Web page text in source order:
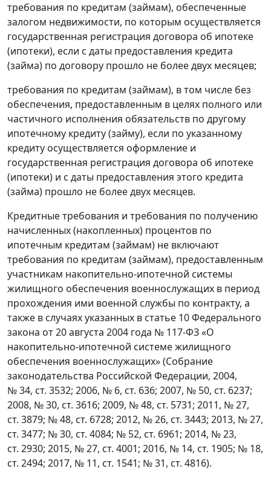
требования по кредитам (займам), обеспеченные
залогом недвижимости, по которым осуществляется
государственная регистрация договора об ипотеке
(ипотеки), если с даты предоставления кредита
(займа) по договору прошло не более двух месяцев;
требования по кредитам (займам), в том числе без
обеспечения, предоставленным в целях полного или
частичного исполнения обязательств по другому
ипотечному кредиту (займу), если по указанному
кредиту осуществляется оформление и
государственная регистрация договора об ипотеке
(ипотеки) и с даты предоставления этого кредита
(займа) прошло не более двух месяцев.
Кредитные требования и требования по получению
начисленных (накопленных) процентов по
ипотечным кредитам (займам) не включают
требования по кредитам (займам), предоставленным
участникам накопительно-ипотечной системы
жилищного обеспечения военнослужащих в период
прохождения ими военной службы по контракту, а
также в случаях указанных в статье 10 Федерального
закона от 20 августа 2004 года № 117-ФЗ «О
накопительно-ипотечной системе жилищного
обеспечения военнослужащих» (Собрание
законодательства Российской Федерации, 2004,
№ 34, ст. 3532; 2006, № 6, ст. 636; 2007, № 50, ст. 6237;
2008, № 30, ст. 3616; 2009, № 48, ст. 5731; 2011, № 27,
ст. 3879; № 48, ст. 6728; 2012, № 26, ст. 3443; 2013, № 27,
ст. 3477; № 30, ст. 4084; № 52, ст. 6961; 2014, № 23,
ст. 2930; 2015, № 27, ст. 4001; 2016, № 14, ст. 1905; № 18,
ст. 2494; 2017, № 11, ст. 1541; № 31, ст. 4816).